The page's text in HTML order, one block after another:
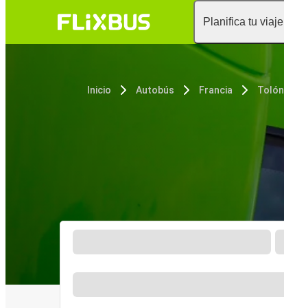
Planifica tu viaje
Inicio Autobús Francia Tolón